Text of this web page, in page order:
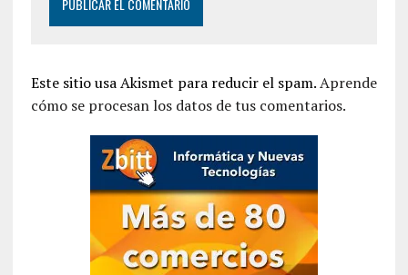
Este sitio usa Akismet para reducir el spam.Aprende
cómo se procesan los datos de tus comentarios.